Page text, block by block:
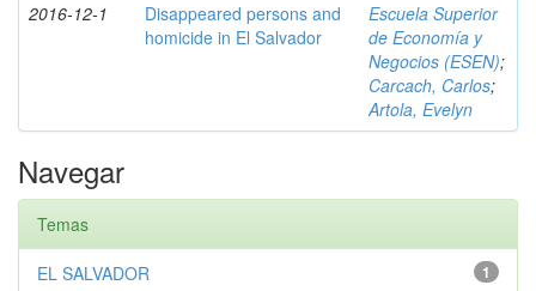
2016-12-1
Disappeared persons and
homicide in El Salvador
Escuela Superior
de Economía y
Negocios (ESEN);
Carcach, Carlos;
Artola, Evelyn
Navegar
Temas
1
EL SALVADOR